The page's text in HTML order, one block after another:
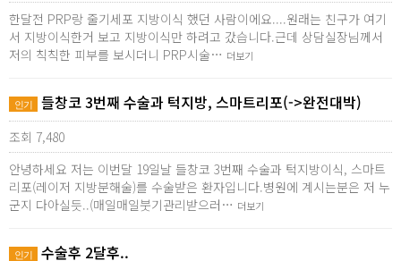
한달전 PRP랑 줄기세포 지방이식 했던 사람이에요....원래는 친구가 여기
서 지방이식한거 보고 지방이식만 하려고 갔습니다.근데 상담실장님께서
저의 칙칙한 피부를 보시더니 PRP시술… 더보기
인기 들창코 3번째 수술과 턱지방, 스마트리포(->완전대박)
조회 7,480
안녕하세요 저는 이번달 19일날 들창코 3번째 수술과 턱지방이식, 스마트
리포(레이저 지방분해술)를 수술받은 환자입니다.병원에 계시는분은 저 누
군지 다아실듯..(매일매일붓기관리받으러… 더보기
인기 수술후 2달후..